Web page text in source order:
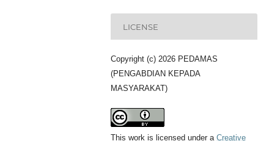
LICENSE
Copyright (c) 2026 PEDAMAS
(PENGABDIAN KEPADA
MASYARAKAT)
This work is licensed under a Creative